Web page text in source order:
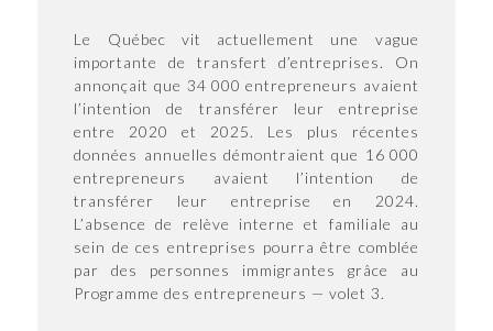
Le Québec vit actuellement une vague
importante de transfert d’entreprises. On
annonçait que 34 000 entrepreneurs avaient
l’intention de transférer leur entreprise
entre 2020 et 2025. Les plus récentes
données annuelles démontraient que 16 000
entrepreneurs avaient l’intention de
transférer leur entreprise en 2024.
L’absence de relève interne et familiale au
sein de ces entreprises pourra être comblée
par des personnes immigrantes grâce au
Programme des entrepreneurs — volet 3.